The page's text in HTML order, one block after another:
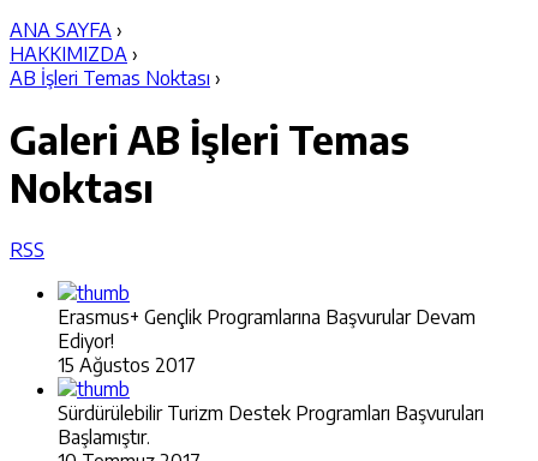
ANA SAYFA ›
HAKKIMIZDA ›
AB İşleri Temas Noktası ›
Galeri AB İşleri Temas
Noktası
RSS
Erasmus+ Gençlik Programlarına Başvurular Devam
Ediyor!
15 Ağustos 2017
Sürdürülebilir Turizm Destek Programları Başvuruları
Başlamıştır.